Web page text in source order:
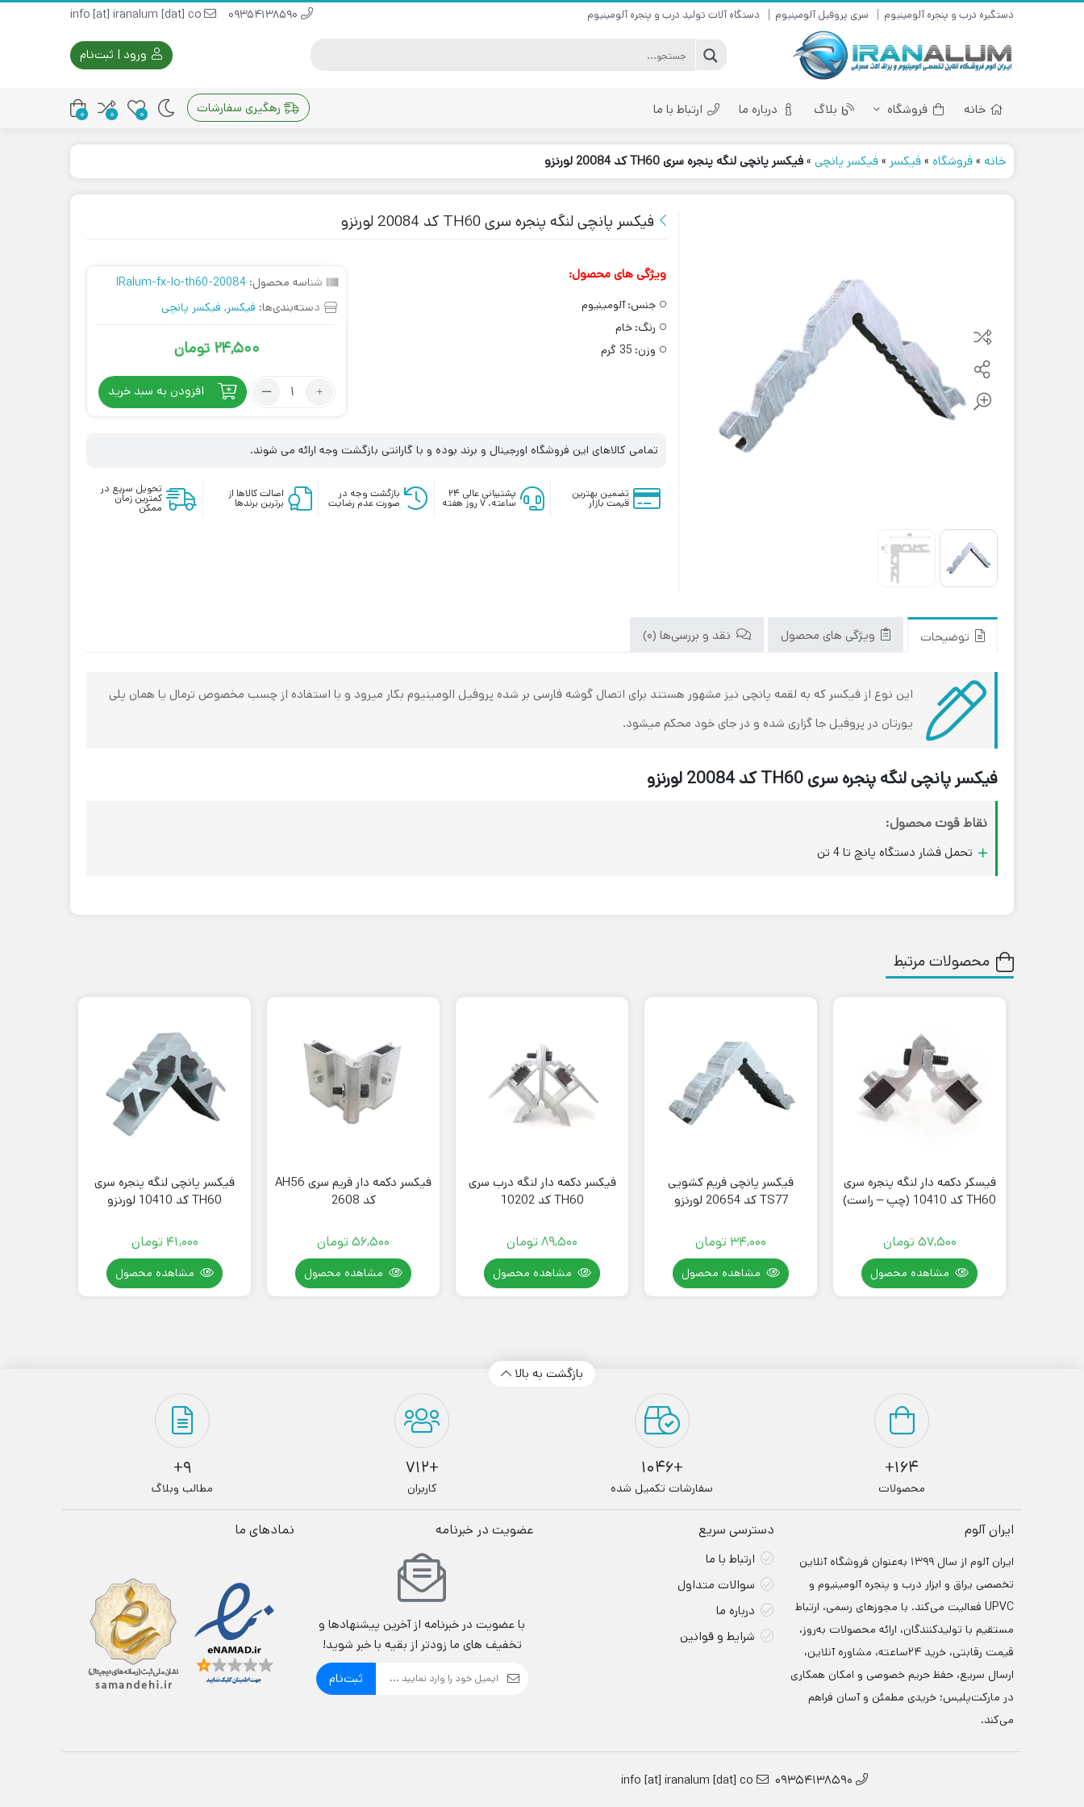
دستگیره درب و پنجره آلومینیوم سری پروفیل آلومینیوم دستگاه آلات تولید درب و پنجره آلومینیوم
خانه فروشگاه بلاگ درباره ما ارتباط با ما رهگیری سفارشات 0
0
0
خانه »فروشگاه »فیکسر »فیکسر پانچی »فیکسر پانچی لنگه پنجره سری TH60 کد 20084 لورنزو
فیکسر پانچی لنگه پنجره سری TH60 کد 20084 لورنزو
ویژگی های محصول:
جنس: آلومینیوم
رنگ: خام
وزن: 35 گرم
شناسه محصول: IRalum-fx-lo-th60-20084
دسته‌بندی‌ها: فیکسر, فیکسر پانچی
24,500 تومان
تعداد:
پنجره
TH60
افزودن به سبد خرید
تمامی کالاهای این فروشگاه اورجینال و برند بوده و با گارانتی بازگشت وجه ارائه می شوند.
تضمین بهترین
قیمت بازار
پشتیبانی عالی ۲۴
ساعته، ۷ روز هفته
بازگشت وجه در
صورت عدم رضایت
اصالت کالاها از
برترین برندها
تحویل سریع در
کمترین زمان
ممکن
توضیحات ویژگی های محصول نقد و بررسی‌ها (0)
این نوع از فیکسر که به لقمه پانچی نیز مشهور هستند برای اتصال گوشه فارسی بر شده پروفیل الومینیوم بکار میرود و با استفاده از چسب مخصوص ترمال یا همان پلی
یورتان در پروفیل جا گزاری شده و در جای خود محکم میشود.
فیکسر پانچی لنگه پنجره سری TH60 کد 20084 لورنزو
نقاط قوت محصول:
تحمل فشار دستگاه پانچ تا 4 تن
محصولات مرتبط
فیسکر دکمه دار لنگه پنجره سری
TH60 کد 10410 (چپ – راست)
57,500 تومان
مشاهده محصول
فیکسر پانچی فریم کشویی
TS77 کد 20654 لورنزو
34,000 تومان
مشاهده محصول
فیکسر دکمه دار لنگه درب سری
TH60 کد 10202
89,500 تومان
مشاهده محصول
فیکسر دکمه دار فریم سری AH56
کد 2608
56,500 تومان
مشاهده محصول
فیکسر پانچی لنگه پنجره سری
TH60 کد 10410 لورنزو
41,000 تومان
مشاهده محصول
بازگشت به بالا
164+
محصولات
+1046
سفارشات تکمیل شده
+712
کاربران
9+
مطالب وبلاگ
ایران آلوم
ایران آلوم از سال ۱۳۹۹ به‌عنوان فروشگاه آنلاین
تخصصی یراق و ابزار درب‌ و پنجره آلومینیوم و
UPVC فعالیت می‌کند. با مجوزهای رسمی، ارتباط
مستقیم با تولیدکنندگان، ارائه محصولات به‌روز،
قیمت رقابتی، خرید ۲۴ساعته، مشاوره آنلاین،
ارسال سریع، حفظ حریم خصوصی و امکان همکاری
در مارکت‌پلیس؛ خریدی مطمئن و آسان فراهم
می‌کند.
دسترسی سریع
ارتباط با ما
سوالات متداول
درباره ما
شرایط و قوانین
عضویت در خبرنامه
با عضویت در خبرنامه از آخرین پیشنهادها و
تخفیف های ما زودتر از بقیه با خبر شوید!
ثبت‌نام
نمادهای ما
09354138590
info [at] iranalum [dat] co